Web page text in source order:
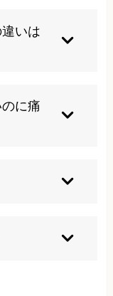
蓄積や睡眠不
しい生活リズ
いは
だし、約9割
両方を併発す
に痛
です。そのた
せんが、痛み
因が関与して
だし、環境要
ントロールす